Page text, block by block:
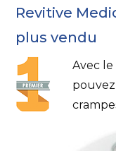
Revitive
plus vendu
Avec